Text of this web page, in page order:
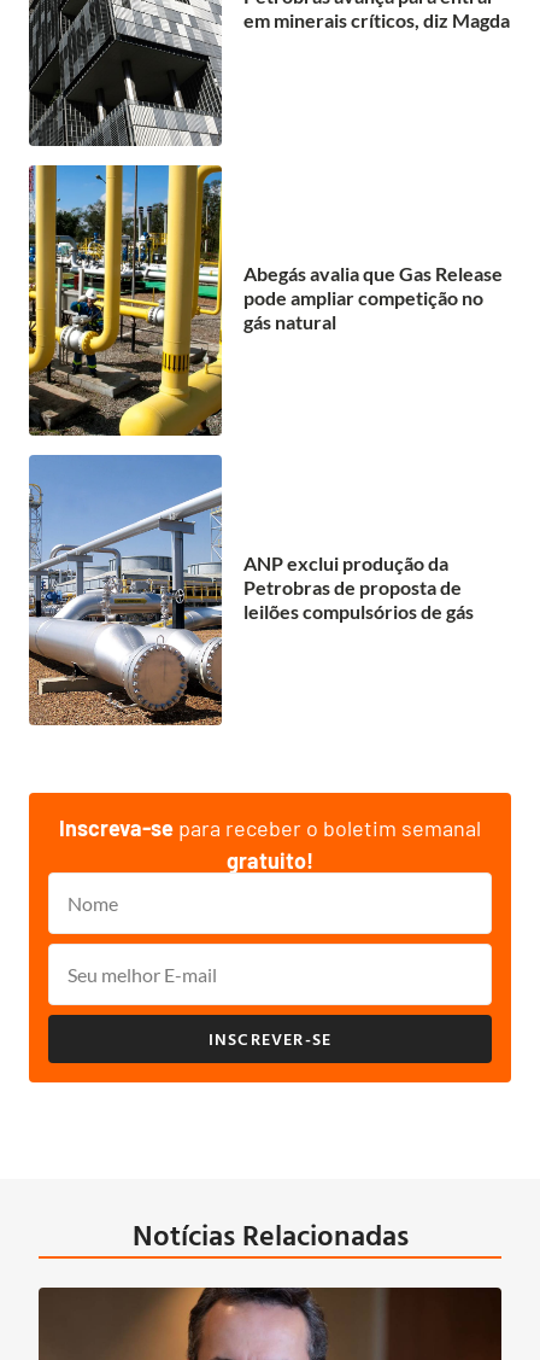
em minerais críticos, diz Magda
Abegás avalia que Gas Release
pode ampliar competição no
gás natural
ANP exclui produção da
Petrobras de proposta de
leilões compulsórios de gás
Inscreva-se para receber o boletim semanal
gratuito!
INSCREVER-SE
Notícias Relacionadas